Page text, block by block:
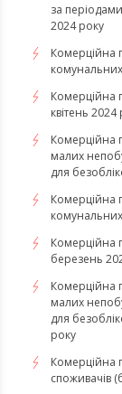
за
2024 року
Комерційна
комунальних
Комерційна
квітень 2024
Комерційна
малих
для
Комерційна
Комерційна
березень
Комерційна
малих
для
року
Комерційна
споживачів